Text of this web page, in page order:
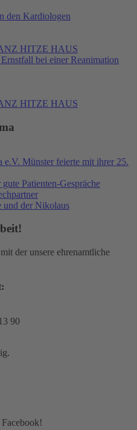
den Kardiologen
HITZE HAUS
bei einer Reanimation
HITZE HAUS
Münster feierte mit ihrer 25.
Patienten-Gespräche
und der Nikolaus
der unsere ehrenamtliche
90